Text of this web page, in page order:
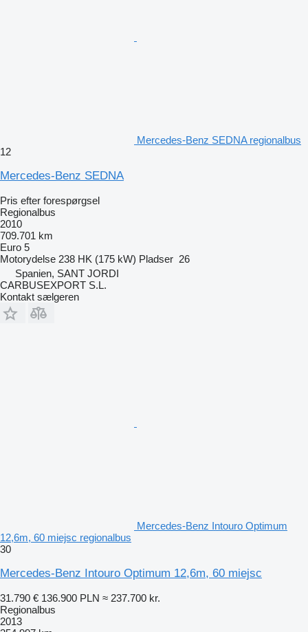
Mercedes-Benz SEDNA regionalbus
12
Mercedes-Benz SEDNA
Pris efter forespørgsel
Regionalbus
2010
709.701 km
Euro 5
Motorydelse 238 HK (175 kW) Pladser 26
Spanien, SANT JORDI
CARBUSEXPORT S.L.
Kontakt sælgeren
Mercedes-Benz Intouro Optimum
12,6m, 60 miejsc regionalbus
30
Mercedes-Benz Intouro Optimum 12,6m, 60 miejsc
31.790 € 136.900 PLN ≈ 237.700 kr.
Regionalbus
2013